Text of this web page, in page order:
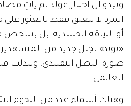
ويبدو أن اختيار غولد لم يأتِ
المرة لا تتعلق فقط بالعثور على
أو اللياقة الجسدية؛ بل بشخص
«بوند» لجيل جديد من
صورة البطل التقليدي، وتبدلت
العالمي.
وهناك أسماء عدد من النجوم